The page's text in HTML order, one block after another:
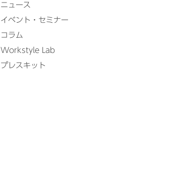
ニュース
イベント・セミナー
コラム
Workstyle Lab
プレスキット